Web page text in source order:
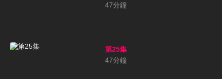
47分鐘
第25集
47分鐘